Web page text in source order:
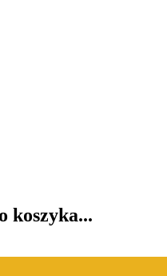
koszyka...